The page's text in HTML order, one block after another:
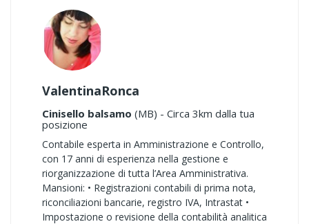
ValentinaRonca
Cinisello balsamo (MB) - Circa 3km dalla tua
posizione
Contabile esperta in Amministrazione e Controllo,
con 17 anni di esperienza nella gestione e
riorganizzazione di tutta l’Area Amministrativa.
Mansioni: • Registrazioni contabili di prima nota,
riconciliazioni bancarie, registro IVA, Intrastat •
Impostazione o revisione della contabilità analitica